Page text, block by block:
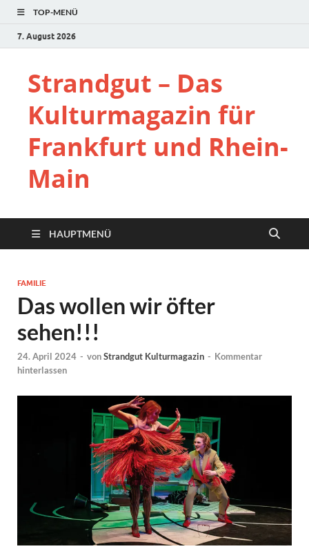
TOP-MENÜ
7. August 2026
Strandgut – Das
Kulturmagazin für
Frankfurt und Rhein-
Main
HAUPTMENÜ
FAMILIE
Das wollen wir öfter
sehen!!!
24. April 2024 - vonStrandgut Kulturmagazin - Kommentar
hinterlassen